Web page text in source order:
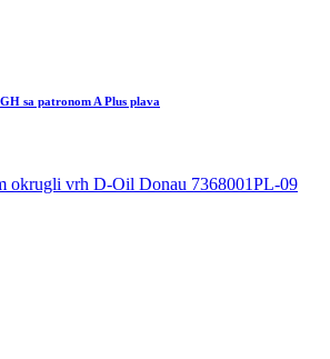
sa patronom A Plus plava